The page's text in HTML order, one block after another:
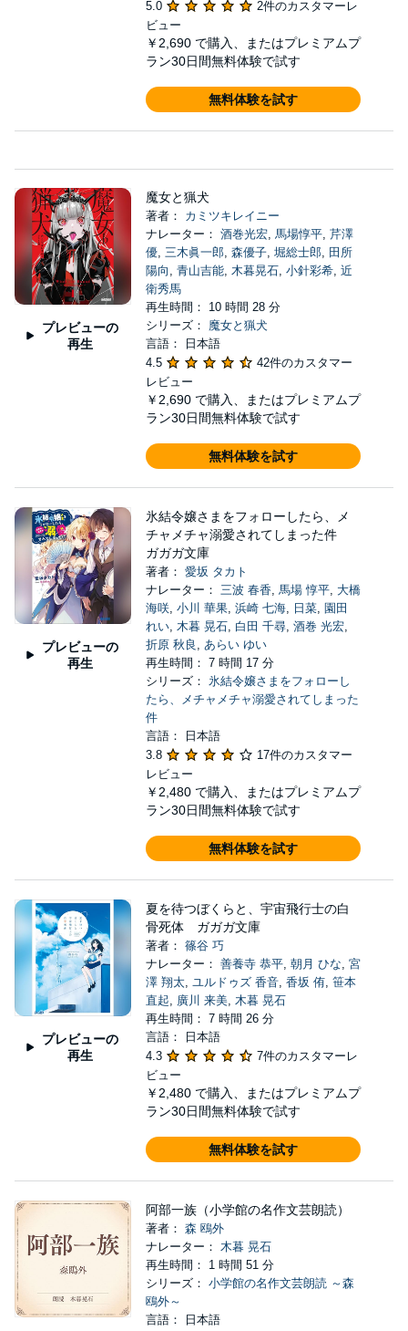
5.0
2件のカスタマーレ
ビュー
￥2,690 で購入、またはプレミアムプ
ラン30日間無料体験で試す
無料体験を試す
プレビューの
再生
魔女と猟犬
著者： カミツキレイニー
ナレーター： 酒巻光宏, 馬場惇平, 芹澤
優, 三木眞一郎, 森優子, 堀総士郎, 田所
陽向 , 青山吉能, 木暮晃石, 小針彩希, 近
衛秀馬
再生時間： 10 時間 28 分
シリーズ： 魔女と猟犬
言語： 日本語
4.5
42件のカスタマー
レビュー
￥2,690 で購入、またはプレミアムプ
ラン30日間無料体験で試す
無料体験を試す
プレビューの
再生
氷結令嬢さまをフォローしたら、メ
チャメチャ溺愛されてしまった件
ガガガ文庫
著者： 愛坂 タカト
ナレーター： 三波 春香, 馬場 惇平, 大橋
海咲, 小川 華果, 浜崎 七海, 日菜, 園田
れい, 木暮 晃石, 白田 千尋, 酒巻 光宏,
折原 秋良 , あらい ゆい
再生時間： 7 時間 17 分
シリーズ： 氷結令嬢さまをフォローし
たら、メチャメチャ溺愛されてしまった
件
言語： 日本語
3.8
17件のカスタマー
レビュー
￥2,480 で購入、またはプレミアムプ
ラン30日間無料体験で試す
無料体験を試す
プレビューの
再生
夏を待つぼくらと、宇宙飛行士の白
骨死体 ガガガ文庫
著者： 篠谷 巧
ナレーター： 善養寺 恭平, 朝月 ひな, 宮
澤 翔太, ユルドゥズ 香音, 香坂 侑, 笹本
直起, 廣川 来美, 木暮 晃石
再生時間： 7 時間 26 分
言語： 日本語
4.3
7件のカスタマーレ
ビュー
￥2,480 で購入、またはプレミアムプ
ラン30日間無料体験で試す
無料体験を試す
阿部一族（小学館の名作文芸朗読）
著者： 森 鴎外
ナレーター： 木暮 晃石
再生時間： 1 時間 51 分
シリーズ： 小学館の名作文芸朗読 ～森
鴎外～
言語： 日本語